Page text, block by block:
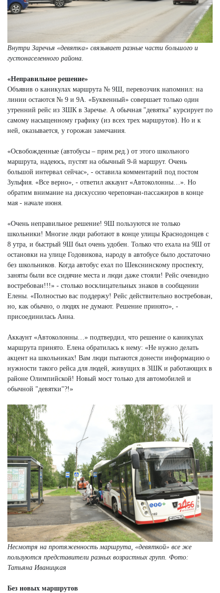
Внутри Заречья «девятка» связывает разные части большого и
густонаселенного района.
«Неправильное решение»
Объявив о каникулах маршрута № 9Ш, перевозчик напомнил: на
линии остаются № 9 и 9А. «Буквенный» совершает только один
утренний рейс из ЗШК в Заречье. А обычная "девятка" курсирует по
самому насыщенному графику (из всех трех маршрутов). Но и к
ней, оказывается, у горожан замечания.
«Освобожденные (автобусы – прим.ред.) от этого школьного
маршрута, надеюсь, пустят на обычный 9-й маршрут. Очень
большой интервал сейчас», - оставила комментарий под постом
Зульфия. «Все верно», - ответил аккаунт «Автоколонны…». Но
обратим внимание на дискуссию череповчан-пассажиров в конце
мая - начале июня.
«Очень неправильное решение! 9Ш пользуются не только
школьники! Многие люди работают в конце улицы Краснодонцев с
8 утра, и быстрый 9Ш был очень удобен. Только что ехала на 9Ш от
остановки на улице Годовикова, народу в автобусе было достаточно
без школьников. Когда автобус ехал по Шекснинскому проспекту,
заняты были все сидячие места и люди даже стояли! Рейс очевидно
востребован!!!» - столько восклицательных знаков в сообщении
Елены. «Полностью вас поддержу! Рейс действительно востребован,
но, как обычно, о людях не думают. Решение принято», -
присоединилась Анна.
Аккаунт «Автоколонны…» подтвердил, что решение о каникулах
маршрута принято. Елена обратилась к нему: «Не нужно делать
акцент на школьниках! Вам люди пытаются донести информацию о
нужности такого рейса для людей, живущих в ЗШК и работающих в
районе Олимпийской! Новый мост только для автомобилей и
обычной "девятки"?!»
Несмотря на протяженность маршрута, «девяткой» все же
пользуются представители разных возрастных групп. Фото:
Татьяна Иваницкая
Без новых маршрутов